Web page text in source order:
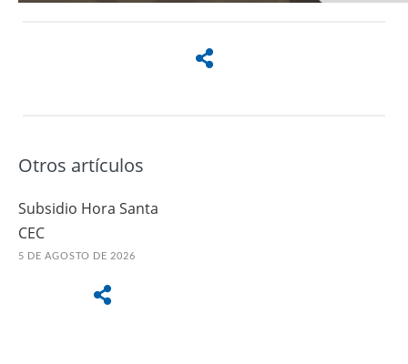
Otros artículos
Subsidio Hora Santa
CEC
5 DE AGOSTO DE 2026